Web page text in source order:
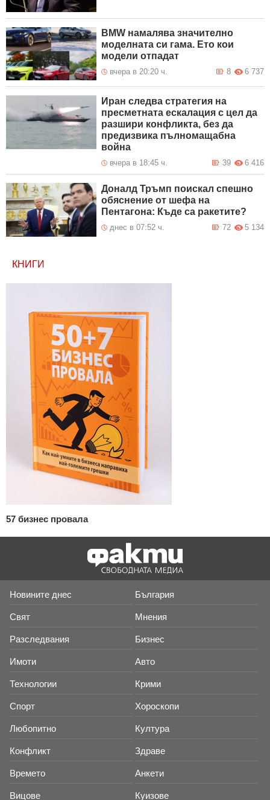
BMW намалява значително
моделната си гама. Ето кои
модели отпадат
вчера в 20:20 ч. 6 737
8
Иран следва стратегия на
пресметната ескалация с цел да
разшири конфликта, без да
предизвика пълномащабна
война
вчера в 18:45 ч. 6 416
39
Доналд Тръмп поискал спешно
обяснение от шефа на
Пентагона: Къде са ракетите?
днес в 07:52 ч. 5 134
72
КНИГИ
57 бизнес провала
Новините днес България
Свят Мнения
Разследвания Бизнес
Имоти Авто
Технологии Крими
Спорт Хороскопи
Любопитно Култура
Конфликт Здраве
Времето Анкети
Вицове Куизове